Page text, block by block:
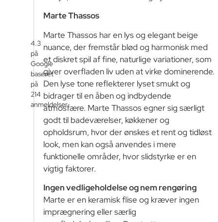
4.3
på
Google
baseret
på
214
anmeldelser
Marte Thassos
Marte Thassos har en lys og elegant beige
nuance, der fremstår blød og harmonisk med
et diskret spil af fine, naturlige variationer, som
giver overfladen liv uden at virke dominerende.
Den lyse tone reflekterer lyset smukt og
bidrager til en åben og indbydende
atmosfære. Marte Thassos egner sig særligt
godt til badeværelser, køkkener og
opholdsrum, hvor der ønskes et rent og tidløst
look, men kan også anvendes i mere
funktionelle områder, hvor slidstyrke er en
vigtig faktorer.
Ingen vedligeholdelse og nem rengøring
Marte er en keramisk flise og kræver ingen
imprægnering eller særlig